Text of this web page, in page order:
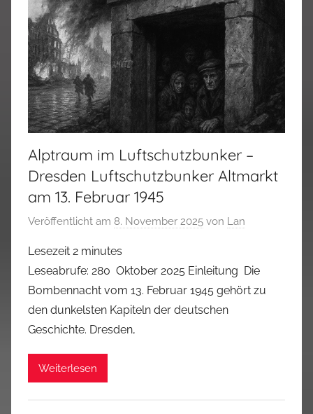
Alptraum im Luftschutzbunker –
Dresden Luftschutzbunker Altmarkt
am 13. Februar 1945
Veröffentlicht am 8. November 2025 von Lan
Lesezeit 2 minutes
Leseabrufe: 280 Oktober 2025 Einleitung Die
Bombennacht vom 13. Februar 1945 gehört zu
den dunkelsten Kapiteln der deutschen
Geschichte. Dresden,
Weiterlesen